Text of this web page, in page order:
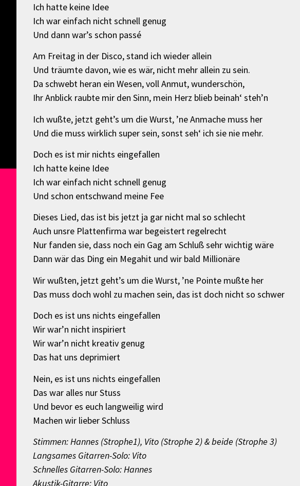
Ich hatte keine Idee
Ich war einfach nicht schnell genug
Und dann war’s schon passé
Am Freitag in der Disco, stand ich wieder allein
Und träumte davon, wie es wär, nicht mehr allein zu sein.
Da schwebt heran ein Wesen, voll Anmut, wunderschön,
Ihr Anblick raubte mir den Sinn, mein Herz blieb beinah‘ steh’n
Ich wußte, jetzt geht’s um die Wurst, ’ne Anmache muss her
Und die muss wirklich super sein, sonst seh‘ ich sie nie mehr.
Doch es ist mir nichts eingefallen
Ich hatte keine Idee
Ich war einfach nicht schnell genug
Und schon entschwand meine Fee
Dieses Lied, das ist bis jetzt ja gar nicht mal so schlecht
Auch unsre Plattenfirma war begeistert regelrecht
Nur fanden sie, dass noch ein Gag am Schluß sehr wichtig wäre
Dann wär das Ding ein Megahit und wir bald Millionäre
Wir wußten, jetzt geht’s um die Wurst, ’ne Pointe mußte her
Das muss doch wohl zu machen sein, das ist doch nicht so schwer
Doch es ist uns nichts eingefallen
Wir war’n nicht inspiriert
Wir war’n nicht kreativ genug
Das hat uns deprimiert
Nein, es ist uns nichts eingefallen
Das war alles nur Stuss
Und bevor es euch langweilig wird
Machen wir lieber Schluss
Stimmen: Hannes (Strophe1), Vito (Strophe 2) & beide (Strophe 3)
Langsames Gitarren-Solo: Vito
Schnelles Gitarren-Solo: Hannes
Akustik-Gitarre: Vito